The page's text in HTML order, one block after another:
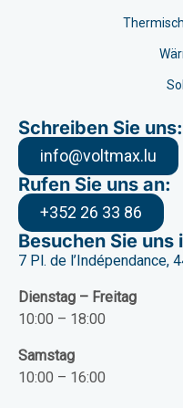
Schreiben Sie uns:
info@voltmax.lu
Rufen Sie uns an:
+352 26 33 86
Besuchen Sie
7 Pl. de l’Indépendance,
Dienstag – Freitag
10:00 – 18:00
Samstag
10:00 – 16:00